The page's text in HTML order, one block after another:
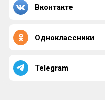
Вконтакте
Одноклассники
Telegram